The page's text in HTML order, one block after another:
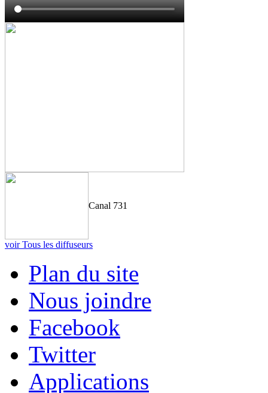
Canal 731
voir Tous les diffuseurs
Plan du site
Nous joindre
Facebook
Twitter
Applications